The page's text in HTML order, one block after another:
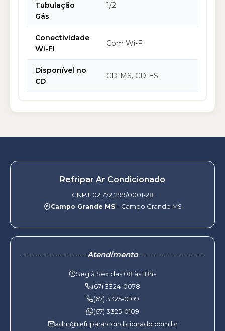
Tubulação
Gás
1/2
Conectividade
Wi-FI
Com Wi-Fi
Disponível no
CD
CD-MS, CD-ES
Refripar Ar Condicionado
CNPJ: 02.772.299/0001-28
Campo Grande MS - Campo Grande MS
Atendimento
Seg à Sex das 08 às 18hs
(67) 3324-0078
(67) 3325-0109
(67) 3325-0109
adm@refripararcondicionado.com.br